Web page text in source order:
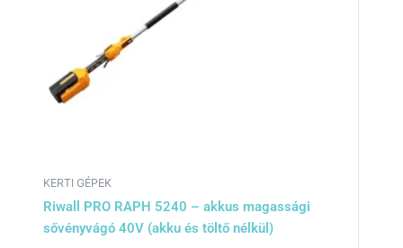
KERTI GÉPEK
Riwall PRO RAPH 5240 – akkus magassági
sővényvágó 40V (akku és töltő nélkül)